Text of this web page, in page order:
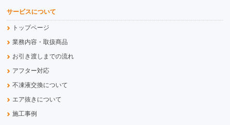
サービスについて
トップページ
業務内容・取扱商品
お引き渡しまでの流れ
アフター対応
不凍液交換について
エア抜きについて
施工事例